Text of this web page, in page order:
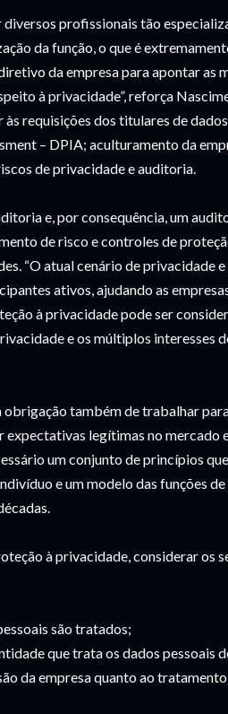
profissionais tão
da função, o que é
da empresa para apontar as
à privacidade”, reforça
requisições dos titulares de
– DPIA; aculturamento da
de privacidade e auditoria.
e, por consequência, um
de risco e controles de
“O atual cenário de privacidade
ativos, ajudando as
à privacidade pode ser
e os múltiplos interesses
obrigação também de trabalhar
legítimas no mercado
um conjunto de princípios
e um modelo das funções
à privacidade, considerar os
são tratados;
que trata os dados pessoais
da empresa quanto ao